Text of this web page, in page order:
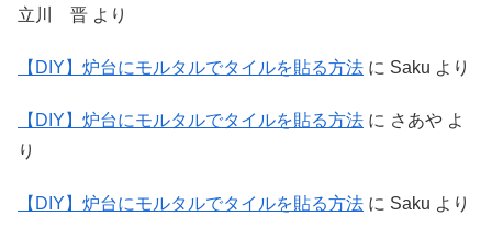
立川 晋 より
【DIY】炉台にモルタルでタイルを貼る方法 に Saku より
【DIY】炉台にモルタルでタイルを貼る方法 に さあや よ
り
【DIY】炉台にモルタルでタイルを貼る方法 に Saku より